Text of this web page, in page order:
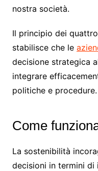
nostra società.
Il principio dei
stabilisce che le
decisione strategica
integrare
politiche e procedure.
Come
La sostenibilità
decisioni in termini di